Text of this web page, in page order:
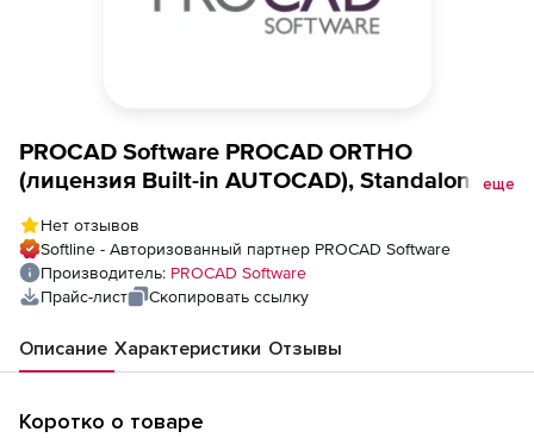
PROCAD Software PROCAD ORTHO
(лицензия Built-in AUTOCAD), Standaloneеще
Нет отзывов
Softline - Авторизованный партнер PROCAD Software
Производитель: PROCAD Software
Прайс-лист
Скопировать ссылку
Описание Характеристики Отзывы
Коротко о товаре